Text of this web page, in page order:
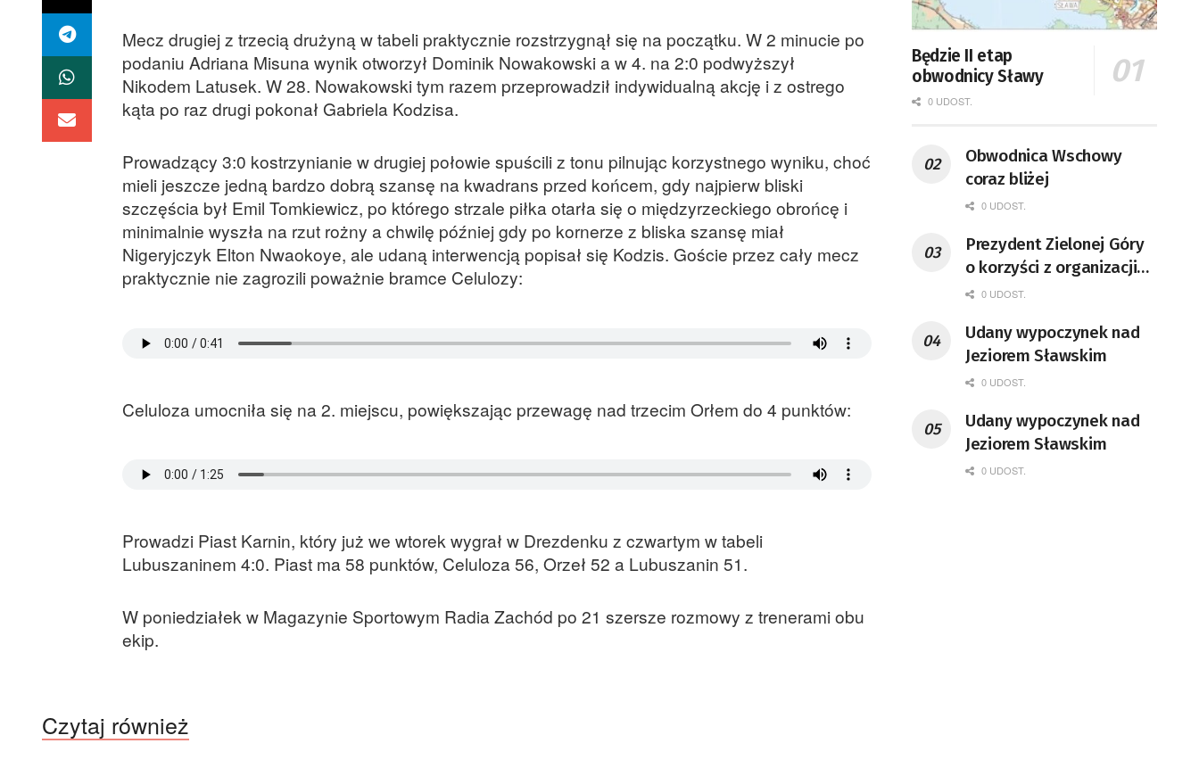
Mecz drugiej z trzecią drużyną w tabeli praktycznie rozstrzygnął się na początku. W 2 minucie po
podaniu Adriana Misuna wynik otworzył Dominik Nowakowski a w 4. na 2:0 podwyższył
Nikodem Latusek. W 28. Nowakowski tym razem przeprowadził indywidualną akcję i z ostrego
kąta po raz drugi pokonał Gabriela Kodzisa.
Prowadzący 3:0 kostrzynianie w drugiej połowie spuścili z tonu pilnując korzystnego wyniku, choć
mieli jeszcze jedną bardzo dobrą szansę na kwadrans przed końcem, gdy najpierw bliski
szczęścia był Emil Tomkiewicz, po którego strzale piłka otarła się o międzyrzeckiego obrońcę i
minimalnie wyszła na rzut rożny a chwilę później gdy po kornerze z bliska szansę miał
Nigeryjczyk Elton Nwaokoye, ale udaną interwencją popisał się Kodzis. Goście przez cały mecz
praktycznie nie zagrozili poważnie bramce Celulozy:
Celuloza umocniła się na 2. miejscu, powiększając przewagę nad trzecim Orłem do 4 punktów:
Prowadzi Piast Karnin, który już we wtorek wygrał w Drezdenku z czwartym w tabeli
Lubuszaninem 4:0. Piast ma 58 punktów, Celuloza 56, Orzeł 52 a Lubuszanin 51.
W poniedziałek w Magazynie Sportowym Radia Zachód po 21 szersze rozmowy z trenerami obu
ekip.
Czytaj również
Będzie II etap
obwodnicy Sławy
0 UDOST.
Obwodnica Wschowy
coraz bliżej
0 UDOST.
Prezydent Zielonej Góry
o korzyści z organizacji
mety Tour de Pologne
0 UDOST.
Udany wypoczynek nad
Jeziorem Sławskim
0 UDOST.
Udany wypoczynek nad
Jeziorem Sławskim
0 UDOST.